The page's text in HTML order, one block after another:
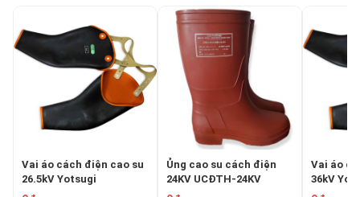
Vai áo cách điện cao su
26.5kV Yotsugi
GLOVAREX YS-138-23
Ủng cao su cách điện
24KV UCĐTH-24KV
Vai áo
36kV
YS-138-